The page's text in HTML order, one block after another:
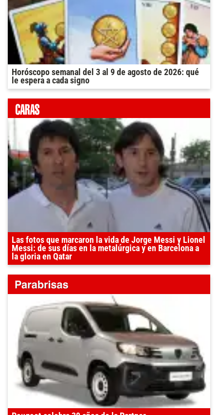
Horóscopo semanal del 3 al 9 de agosto de 2026: qué
le espera a cada signo
Las fotos que marcaron la vida de Jorge Messi y Lionel
Messi: de sus días en la metalúrgica y en Barcelona a
la gloria en Qatar